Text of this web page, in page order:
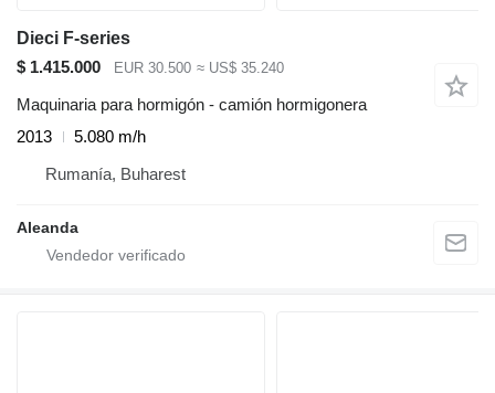
Dieci F-series
$ 1.415.000
EUR 30.500 ≈ US$ 35.240
Maquinaria para hormigón - camión hormigonera
2013
5.080 m/h
Rumanía, Buharest
Aleanda